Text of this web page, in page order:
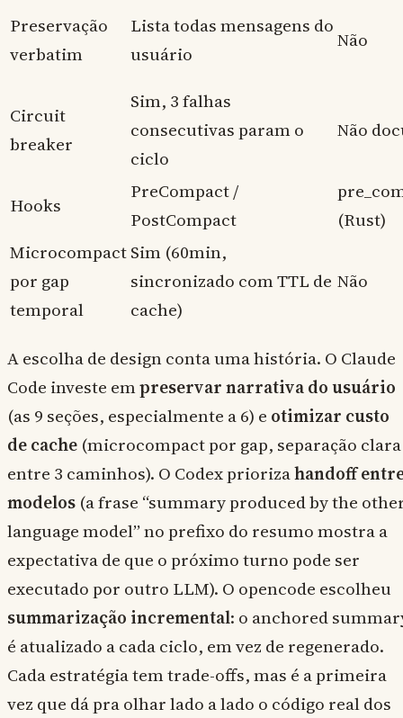
Preservação
verbatim
Lista todas mensagens do
usuário
Não
Circuit
breaker
Sim, 3 falhas
consecutivas param o
ciclo
Não
Hooks
PreCompact /
PostCompact
(Rust)
Microcompact
por gap
temporal
Sim (60min,
sincronizado com TTL de
cache)
Não
A escolha de design conta uma história. O Claude
Code investe empreservar narrativa do usuário
(as 9 seções, especialmente a 6) e otimizar custo
de cache (microcompact por gap, separação clara
entre 3 caminhos). O Codex priorizahandoff
modelos (a frase “summary produced by the
language model” no prefixo do resumo mostra a
expectativa de que o próximo turno pode ser
executado por outro LLM). O opencode escolheu
summarização incremental: o anchored
é atualizado a cada ciclo, em vez de regenerado.
Cada estratégia tem trade-offs, mas é a primeira
vez que dá pra olhar lado a lado o código real dos